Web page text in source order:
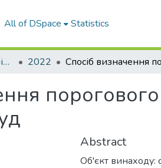
All of DSpace Statistics
Патенти та авторські свідоцтва 2022
Abstract
Об'єкт винаходу: